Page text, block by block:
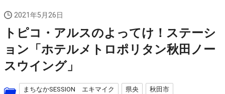
2021年5月26日
トピコ・アルスのよってけ！ステーシ
ョン「ホテルメトロポリタン秋田ノー
スウイング」
まちなかSESSION エキマイク 県央 秋田市